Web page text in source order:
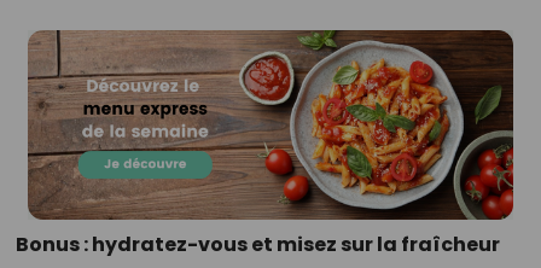
Bonus : hydratez-vous et misez sur la fraîcheur